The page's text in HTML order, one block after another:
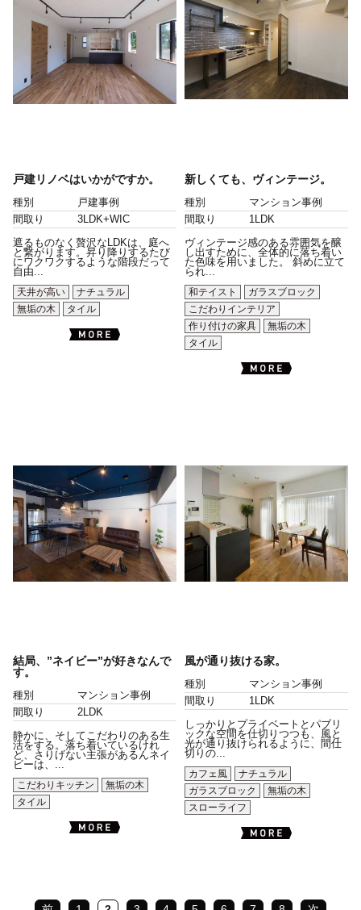
戸建リノベはいかがですか。
種別
戸建事例
間取り
3LDK+WIC
遮るものなく贅沢なLDKは、庭へ
と繋がります。昇り降りするたび
にワクワクするような階段だって
自由...
天井が高い
ナチュラル
無垢の木
タイル
新しくても、ヴィンテージ。
種別
マンション事例
間取り
1LDK
ヴィンテージ感のある雰囲気を醸
し出すために、全体的に落ち着い
た色味を用いました。 斜めに立て
られ...
和テイスト
ガラスブロック
こだわりインテリア
作り付けの家具
無垢の木
タイル
結局、”ネイビー”が好きなんで
す。
種別
マンション事例
間取り
2LDK
静かに、そしてこだわりのある生
活をする。落ち着いているけれ
ど、さりげない主張があるんネイ
ビーは、...
こだわりキッチン
無垢の木
タイル
風が通り抜ける家。
種別
マンション事例
間取り
1LDK
しっかりとプライベートとパブリ
ックな空間を仕切りつつも、風と
光が通り抜けられるように、間仕
切りの...
カフェ風
ナチュラル
ガラスブロック
無垢の木
スローライフ